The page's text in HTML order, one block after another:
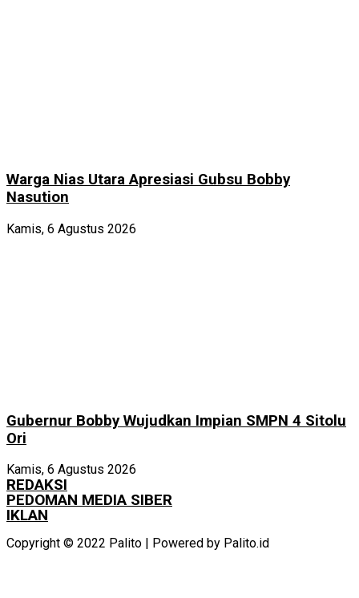
Warga Nias Utara Apresiasi Gubsu Bobby
Nasution
Kamis, 6 Agustus 2026
Gubernur Bobby Wujudkan Impian SMPN 4 Sitolu
Ori
Kamis, 6 Agustus 2026
REDAKSI
PEDOMAN MEDIA SIBER
IKLAN
Copyright © 2022 Palito | Powered by Palito.id